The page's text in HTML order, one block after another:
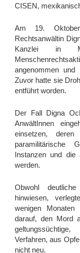
Aufgaben und
Über das
Voraussetzungen
Erlebnisberichte
Unterstützung
Aktuelles
Veranstaltungen
Kontakt
CISEN,
Am 19.
Rechtsanwältin
Kanzlei in
angenommen
Zuvor hatte sie
entführt worden.
Der Fall Digna
AnwältInnen
einsetzen,
paramilitärische
Instanzen und die
werden.
Obwohl
hinwiesen,
wenigen
darauf, den Mord
Verfahren, aus
nicht neu.